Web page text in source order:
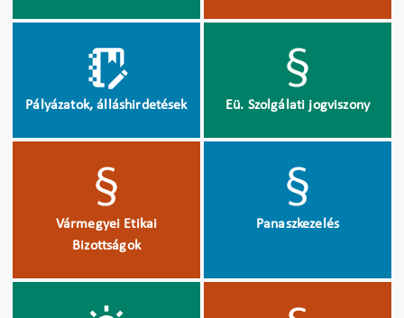
Pályázatok, álláshirdetések Eü. Szolgálati jogviszony
Vármegyei Etikai
Bizottságok
Panaszkezelés